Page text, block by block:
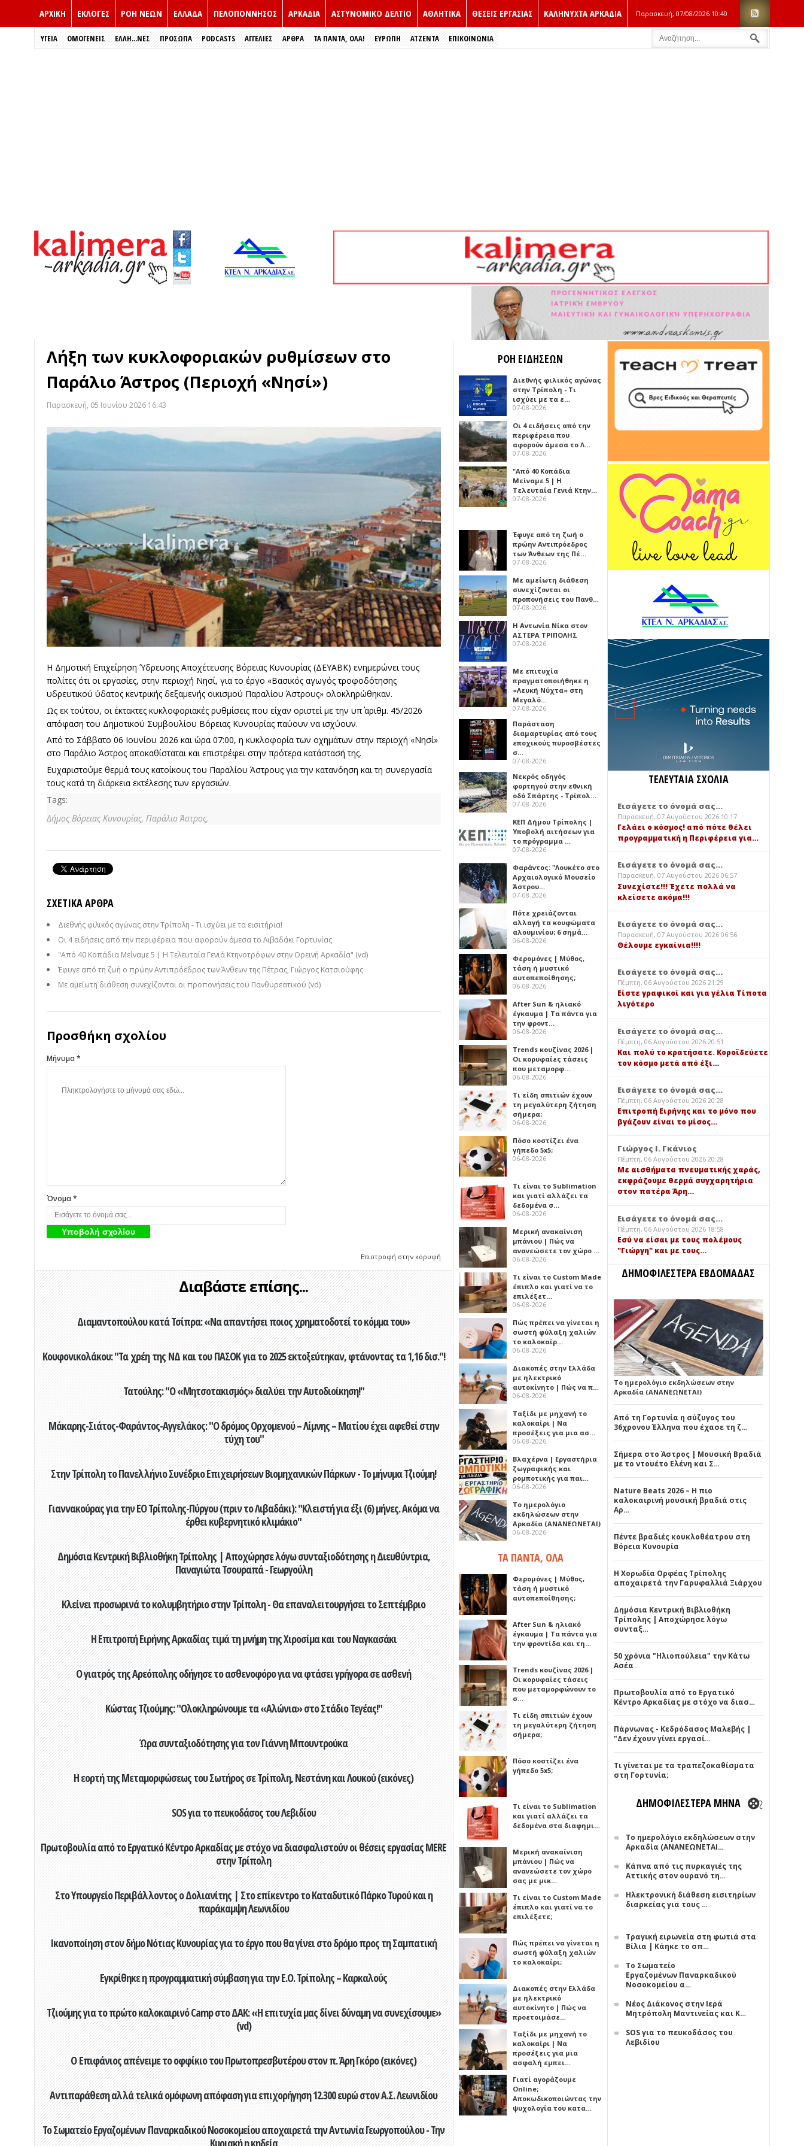
ΑΡΧΙΚΗ ΕΚΛΟΓΈΣ ΡΟΗ ΝΕΩΝ ΕΛΛΑΔΑ ΠΕΛΟΠΟΝΝΗΣΟΣ ΑΡΚΑΔΙΑ ΑΣΤΥΝΟΜΙΚΟ ΔΕΛΤΙΟ ΑΘΛΗΤΙΚΑ ΘΕΣΕΙΣ ΕΡΓΑΣΙΑΣ ΚΑΛΗΝΥΧΤΑ ΑΡΚΑΔΙΑ Παρασκευή, 07/08/2026 10:40
ΥΓΕΙΑ ΟΜΟΓΕΝΕΙΣ ΈΛΛΗ...ΝΕΣ ΠΡΌΣΩΠΑ PODCASTS ΑΓΓΕΛΙΕΣ ΑΡΘΡΑ ΤΑ ΠΑΝΤΑ, ΟΛΑ! ΕΥΡΏΠΗ ΑΤΖΕΝΤΑ ΕΠΙΚΟΙΝΩΝΙΑ
Λήξη των κυκλοφοριακών ρυθμίσεων στο
Παράλιο Άστρος (Περιοχή «Νησί»)
Παρασκευή, 05 Ιουνίου 2026 16:43
Η Δημοτική Επιχείρηση Ύδρευσης Αποχέτευσης Βόρειας Κυνουρίας (ΔΕΥΑΒΚ) ενημερώνει τους
πολίτες ότι οι εργασίες, στην περιοχή Νησί, για το έργο «Βασικός αγωγός τροφοδότησης
υδρευτικού ύδατος κεντρικής δεξαμενής οικισμού Παραλίου Άστρους» ολοκληρώθηκαν.
Ως εκ τούτου, οι έκτακτες κυκλοφοριακές ρυθμίσεις που είχαν οριστεί με την υπ΄ αριθμ. 45/2026
απόφαση του Δημοτικού Συμβουλίου Βόρειας Κυνουρίας παύουν να ισχύουν.
Από το Σάββατο 06 Ιουνίου 2026 και ώρα 07:00, η κυκλοφορία των οχημάτων στην περιοχή «Νησί»
στο Παράλιο Άστρος αποκαθίσταται και επιστρέφει στην πρότερα κατάστασή της.
Ευχαριστούμε θερμά τους κατοίκους του Παραλίου Άστρους για την κατανόηση και τη συνεργασία
τους κατά τη διάρκεια εκτέλεσης των εργασιών.
Tags:
Δήμος Βόρειας Κυνουρίας, Παράλιο Άστρος,
ΣΧΕΤΙΚΆ ΆΡΘΡΑ
Διεθνής φιλικός αγώνας στην Τρίπολη - Τι ισχύει με τα εισιτήρια!
Οι 4 ειδήσεις από την περιφέρεια που αφορούν άμεσα το Λιβαδάκι Γορτυνίας
"Από 40 Κοπάδια Μείναμε 5 | Η Τελευταία Γενιά Κτηνοτρόφων στην Ορεινή Αρκαδία" (vd)
Έφυγε από τη ζωή ο πρώην Αντιπρόεδρος των Άνθεων της Πέτρας, Γιώργος Κατσιούφης
Με αμείωτη διάθεση συνεχίζονται οι προπονήσεις του Πανθυρεατικού (vd)
Προσθήκη σχολίου
Μήνυμα *
Όνομα *
Επιστροφή στην κορυφή
Διαβάστε επίσης...
Διαμαντοπούλου κατά Τσίπρα: «Να απαντήσει ποιος χρηματοδοτεί το κόμμα του»
Κουφονικολάκου: "Τα χρέη της ΝΔ και του ΠΑΣΟΚ για το 2025 εκτοξεύτηκαν, φτάνοντας τα 1,16 δισ."!
Τατούλης: "Ο «Μητσοτακισμός» διαλύει την Αυτοδιοίκηση!"
Μάκαρης-Σιάτος-Φαράντος-Αγγελάκος: "Ο δρόμος Ορχομενού – Λίμνης – Ματίου έχει αφεθεί στην
τύχη του"
Στην Τρίπολη το Πανελλήνιο Συνέδριο Επιχειρήσεων Βιομηχανικών Πάρκων - Το μήνυμα Τζιούμη!
Γιαννακούρας για την EO Τρίπολης-Πύργου (πριν το Λιβαδάκι): "Κλειστή για έξι (6) μήνες. Ακόμα να
έρθει κυβερνητικό κλιμάκιο"
Δημόσια Κεντρική Βιβλιοθήκη Τρίπολης | Αποχώρησε λόγω συνταξιοδότησης η Διευθύντρια,
Παναγιώτα Τσουραπά - Γεωργούλη
Κλείνει προσωρινά το κολυμβητήριο στην Τρίπολη - Θα επαναλειτουργήσει το Σεπτέμβριο
Η Επιτροπή Ειρήνης Αρκαδίας τιμά τη μνήμη της Χιροσίμα και του Ναγκασάκι
Ο γιατρός της Αρεόπολης οδήγησε το ασθενοφόρο για να φτάσει γρήγορα σε ασθενή
Κώστας Τζιούμης: "Ολοκληρώνουμε τα «Αλώνια» στο Στάδιο Τεγέας!"
Ώρα συνταξιοδότησης για τον Γιάννη Μπουντρούκα
Η εορτή της Μεταμορφώσεως του Σωτήρος σε Τρίπολη, Νεστάνη και Λουκού (εικόνες)
SOS για το πευκοδάσος του Λεβιδίου
Πρωτοβουλία από το Εργατικό Κέντρο Αρκαδίας με στόχο να διασφαλιστούν οι θέσεις εργασίας MERE
στην Τρίπολη
Στο Υπουργείο Περιβάλλοντος ο Δολιανίτης | Στο επίκεντρο το Καταδυτικό Πάρκο Τυρού και η
παράκαμψη Λεωνιδίου
Ικανοποίηση στον δήμο Νότιας Κυνουρίας για το έργο που θα γίνει στο δρόμο προς τη Σαμπατική
Εγκρίθηκε η προγραμματική σύμβαση για την Ε.Ο. Τρίπολης – Καρκαλούς
Τζιούμης για το πρώτο καλοκαιρινό Camp στο ΔΑΚ: «Η επιτυχία μας δίνει δύναμη να συνεχίσουμε»
(vd)
Ο Επιφάνιος απένειμε το οφφίκιο του Πρωτοπρεσβυτέρου στον π. Άρη Γκόρο (εικόνες)
Αντιπαράθεση αλλά τελικά ομόφωνη απόφαση για επιχορήγηση 12.300 ευρώ στον Α.Σ. Λεωνιδίου
Το Σωματείο Εργαζομένων Παναρκαδικού Νοσοκομείου αποχαιρετά την Αντωνία Γεωργοπούλου - Την
Κυριακή η κηδεία
ΡΟΗ ΕΙΔΗΣΕΩΝ
Διεθνής φιλικός αγώνας
στην Τρίπολη - Τι
ισχύει με τα ε…
07-08-2026
Οι 4 ειδήσεις από την
περιφέρεια που
αφορούν άμεσα το Λ…
07-08-2026
"Από 40 Κοπάδια
Μείναμε 5 | Η
Τελευταία Γενιά Κτην…
07-08-2026
Έφυγε από τη ζωή ο
πρώην Αντιπρόεδρος
των Άνθεων της Πέ…
07-08-2026
Με αμείωτη διάθεση
συνεχίζονται οι
προπονήσεις του Πανθ…
07-08-2026
Η Αντωνία Νίκα στον
ΑΣΤΕΡΑ ΤΡΙΠΟΛΗΣ
07-08-2026
Με επιτυχία
πραγματοποιήθηκε η
«Λευκή Νύχτα» στη
Μεγαλό…
07-08-2026
Παράσταση
διαμαρτυρίας από τους
εποχικούς πυροσβέστες
σ…
07-08-2026
Νεκρός οδηγός
φορτηγού στην εθνική
οδό Σπάρτης - Τρίπολ…
07-08-2026
ΚΕΠ Δήμου Τρίπολης |
Υποβολή αιτήσεων για
το πρόγραμμα …
07-08-2026
Φαράντος: "Λουκέτο στο
Αρχαιολογικό Μουσείο
Άστρου…
07-08-2026
Πότε χρειάζονται
αλλαγή τα κουφώματα
αλουμινίου; 6 σημά…
06-08-2026
Φερομόνες | Μύθος,
τάση ή μυστικό
αυτοπεποίθησης;
06-08-2026
After Sun & ηλιακό
έγκαυμα | Τα πάντα για
την φροντ…
06-08-2026
Trends κουζίνας 2026 |
Οι κορυφαίες τάσεις
που μεταμορφ…
06-08-2026
Τι είδη σπιτιών έχουν
τη μεγαλύτερη ζήτηση
σήμερα;
06-08-2026
Πόσο κοστίζει ένα
γήπεδο 5x5;
06-08-2026
Τι είναι το Sublimation
και γιατί αλλάζει τα
δεδομένα σ…
06-08-2026
Μερική ανακαίνιση
μπάνιου | Πώς να
ανανεώσετε τον χώρο …
06-08-2026
Τι είναι το Custom Made
έπιπλο και γιατί να το
επιλέξετ…
06-08-2026
Πώς πρέπει να γίνεται η
σωστή φύλαξη χαλιών
το καλοκαίρ…
06-08-2026
Διακοπές στην Ελλάδα
με ηλεκτρικό
αυτοκίνητο | Πώς να π…
06-08-2026
Ταξίδι με μηχανή το
καλοκαίρι | Να
προσέξεις για μια ασ…
06-08-2026
Βλαχέρνα | Εργαστήρια
ζωγραφικής και
ρομποτικής για παι…
06-08-2026
Το ημερολόγιο
εκδηλώσεων στην
Αρκαδία (ΑΝΑΝΕΩΝΕΤΑΙ)
06-08-2026
ΤΑ ΠΑΝΤΑ, ΟΛΑ
Φερομόνες | Μύθος,
τάση ή μυστικό
αυτοπεποίθησης;
After Sun & ηλιακό
έγκαυμα | Τα πάντα για
την φροντίδα και τη…
Trends κουζίνας 2026 |
Οι κορυφαίες τάσεις
που μεταμορφώνουν το
σ…
Τι είδη σπιτιών έχουν
τη μεγαλύτερη ζήτηση
σήμερα;
Πόσο κοστίζει ένα
γήπεδο 5x5;
Τι είναι το Sublimation
και γιατί αλλάζει τα
δεδομένα στα διαφημι…
Μερική ανακαίνιση
μπάνιου | Πώς να
ανανεώσετε τον χώρο
σας με μικ…
Τι είναι το Custom Made
έπιπλο και γιατί να το
επιλέξετε;
Πώς πρέπει να γίνεται η
σωστή φύλαξη χαλιών
το καλοκαίρι;
Διακοπές στην Ελλάδα
με ηλεκτρικό
αυτοκίνητο | Πώς να
προετοιμάσε…
Ταξίδι με μηχανή το
καλοκαίρι | Να
προσέξεις για μια
ασφαλή εμπει…
Γιατί αγοράζουμε
Online;
Αποκωδικοποιώντας την
ψυχολογία του κατα…
ΤΕΛΕΥΤΑΙΑ ΣΧΟΛΙΑ
Εισάγετε το όνομά σας...
Παρασκευή, 07 Αυγούστου 2026 10:17
Γελάει ο κόσμος! από πότε θέλει
προγραμματική η Περιφέρεια για…
Εισάγετε το όνομά σας...
Παρασκευή, 07 Αυγούστου 2026 06:57
Συνεχίστε!!! Έχετε πολλά να
κλείσετε ακόμα!!!
Εισάγετε το όνομά σας...
Παρασκευή, 07 Αυγούστου 2026 06:56
Θέλουμε εγκαίνια!!!!
Εισάγετε το όνομά σας...
Πέμπτη, 06 Αυγούστου 2026 21:29
Είστε γραφικοί και για γέλια Τίποτα
λιγότερο
Εισάγετε το όνομά σας...
Πέμπτη, 06 Αυγούστου 2026 20:51
Και πολύ το κρατήσατε. Κοροϊδεύετε
τον κόσμο μετά από έξι…
Εισάγετε το όνομά σας...
Πέμπτη, 06 Αυγούστου 2026 20:28
Επιτροπή Ειρήνης και το μόνο που
βγάζουν είναι το μίσος…
Γιώργος Ι. Γκάνιος
Πέμπτη, 06 Αυγούστου 2026 20:28
Με αισθήματα πνευματικής χαράς,
εκφράζουμε θερμά συγχαρητήρια
στον πατέρα Άρη…
Εισάγετε το όνομά σας...
Πέμπτη, 06 Αυγούστου 2026 18:58
Εσύ να είσαι με τους πολέμους
"Γιώργη" και με τους…
ΔΗΜΟΦΙΛΕΣΤΕΡΑ ΕΒΔΟΜΑΔΑΣ
Το ημερολόγιο εκδηλώσεων στην
Αρκαδία (ΑΝΑΝΕΩΝΕΤΑΙ)
Από τη Γορτυνία η σύζυγος του
36χρονου Έλληνα που έχασε τη ζ…
Σήμερα στο Άστρος | Μουσική Βραδιά
με το ντουέτο Ελένη και Σ…
Nature Beats 2026 – Η πιο
καλοκαιρινή μουσική βραδιά στις
Αρ…
Πέντε βραδιές κουκλοθέατρου στη
Βόρεια Κυνουρία
Η Χορωδία Ορφέας Τρίπολης
αποχαιρετά την Γαρυφαλλιά Ξιάρχου
Δημόσια Κεντρική Βιβλιοθήκη
Τρίπολης | Αποχώρησε λόγω
συνταξ…
50 χρόνια "Ηλιοπούλεια" την Κάτω
Ασέα
Πρωτοβουλία από το Εργατικό
Κέντρο Αρκαδίας με στόχο να διασ…
Πάρνωνας - Κεδρόδασος Μαλεβής |
"Δεν έχουν γίνει εργασί…
Τι γίνεται με τα τραπεζοκαθίσματα
στη Γορτυνία;
ΔΗΜΟΦΙΛΕΣΤΕΡΑ ΜΗΝΑ
Το ημερολόγιο εκδηλώσεων στην
Αρκαδία (ΑΝΑΝΕΩΝΕΤΑΙ…
Κάπνα από τις πυρκαγιές της
Αττικής στον ουρανό τη…
Ηλεκτρονική διάθεση εισιτηρίων
διαρκείας για τους …
Τραγική ειρωνεία στη φωτιά στα
Βίλια | Κάηκε το σπ…
Το Σωματείο
Εργαζομένων Παναρκαδικού
Νοσοκομείου α…
Νέος Διάκονος στην Ιερά
Μητρόπολη Μαντινείας και Κ…
SOS για το πευκοδάσος του
Λεβιδίου